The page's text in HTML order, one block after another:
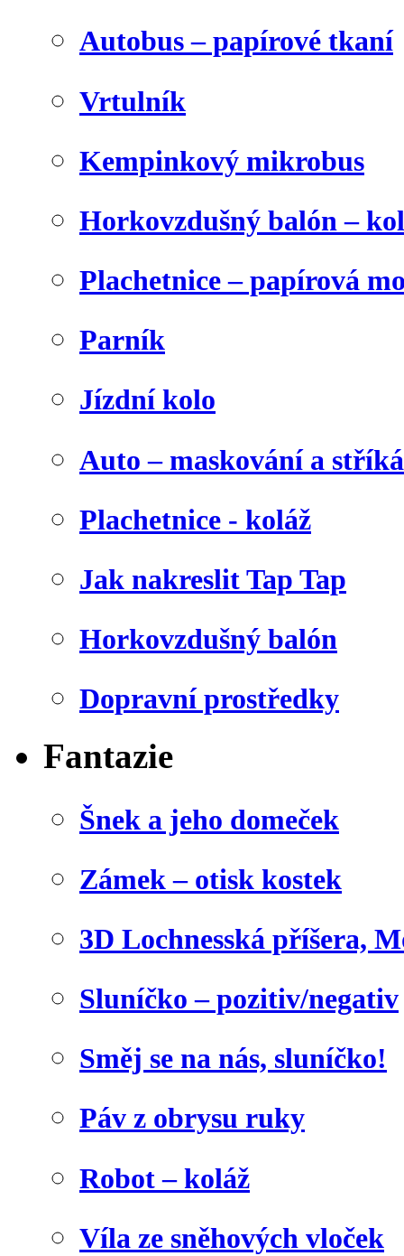
Autobus – papírové tkaní
Vrtulník
Kempinkový mikrobus
Horkovzdušný balón –
Plachetnice – papírová
Parník
Jízdní kolo
Auto – maskování a
Plachetnice - koláž
Jak nakreslit Tap Tap
Horkovzdušný balón
Dopravní prostředky
Fantazie
Šnek a jeho domeček
Zámek – otisk kostek
3D Lochnesská příšera,
Sluníčko – pozitiv/negativ
Směj se na nás, sluníčko!
Páv z obrysu ruky
Robot – koláž
Víla ze sněhových vloček